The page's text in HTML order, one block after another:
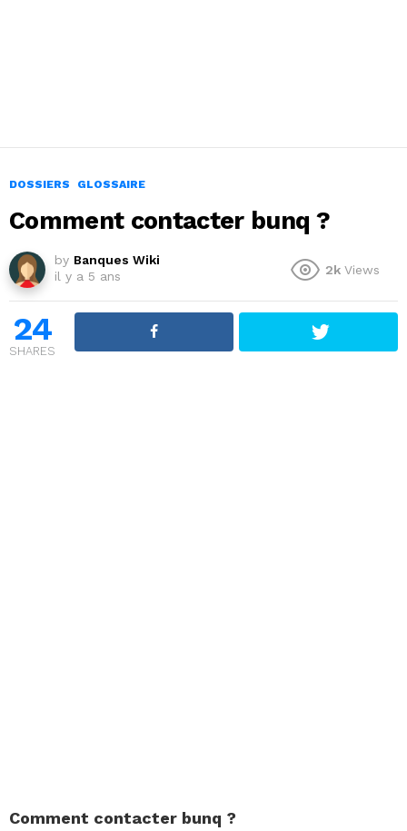
DOSSIERS GLOSSAIRE
Comment contacter bunq ?
by Banques Wiki
il y a 5 ans
2k Views
24
SHARES
Comment contacter bunq ?